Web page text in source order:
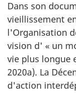
Dans son
vieillissement
l'Organisation
vision d' « un
vie plus longue
2020a). La
d'action